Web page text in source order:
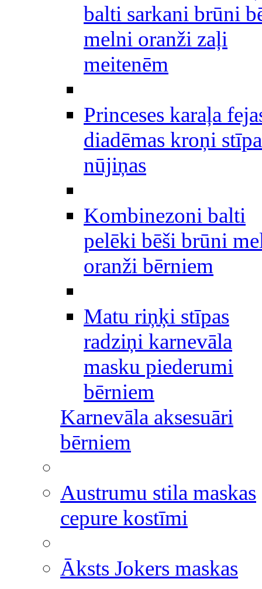
balti sarkani brūni
melni oranži zaļi
meitenēm
Princeses karaļa
diadēmas kroņi
nūjiņas
Kombinezoni balti
pelēki bēši brūni
oranži bērniem
Matu riņķi stīpas
radziņi karnevāla
masku piederumi
bērniem
Karnevāla aksesuāri
bērniem
Austrumu stila maskas
cepure kostīmi
Āksts Jokers maskas